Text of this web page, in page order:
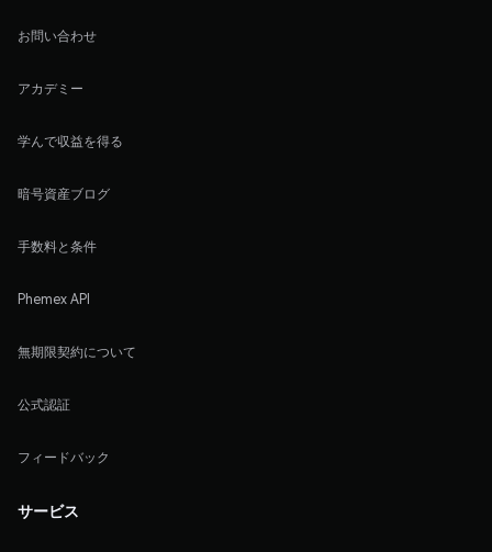
お問い合わせ
アカデミー
学んで収益を得る
暗号資産ブログ
手数料と条件
Phemex API
無期限契約について
公式認証
フィードバック
サービス